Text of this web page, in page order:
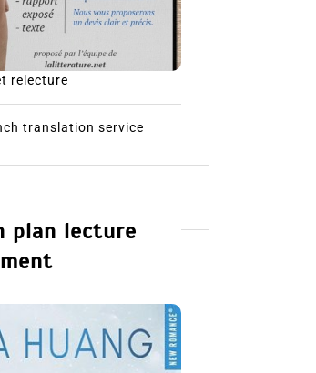
relecture
translation service
plan lecture